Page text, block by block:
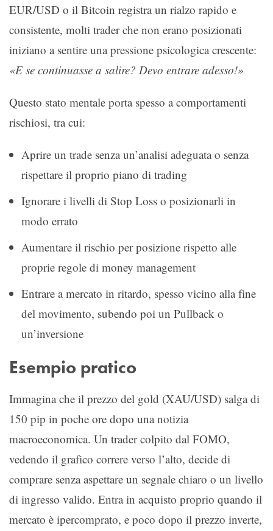
EUR/USD o il Bitcoin registra un rialzo rapido e
consistente, molti trader che non erano posizionati
iniziano a sentire una pressione psicologica crescente:
«E se continuasse a salire? Devo entrare adesso!»
Questo stato mentale porta spesso a comportamenti
rischiosi, tra cui:
Aprire un trade senza un’analisi adeguata o senza
rispettare il proprio piano di trading
Ignorare i livelli di Stop Loss o posizionarli in
modo errato
Aumentare il rischio per posizione rispetto alle
proprie regole di money management
Entrare a mercato in ritardo, spesso vicino alla fine
del movimento, subendo poi un Pullback o
un’inversione
Esempio pratico
Immagina che il prezzo del gold (XAU/USD) salga di
150 pip in poche ore dopo una notizia
macroeconomica. Un trader colpito dal FOMO,
vedendo il grafico correre verso l’alto, decide di
comprare senza aspettare un segnale chiaro o un livello
di ingresso valido. Entra in acquisto proprio quando il
mercato è ipercomprato, e poco dopo il prezzo inverte,